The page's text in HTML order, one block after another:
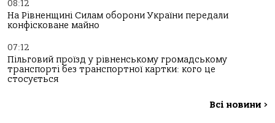
08:12
На Рівненщині Силам оборони України передали
конфісковане майно
07:12
Пільговий проїзд у рівненському громадському
транспорті без транспортної картки: кого це
стосується
Всі новини >